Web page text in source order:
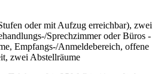
oder mit Aufzug erreichbar), zwei
Sprechzimmer oder Büros -
Empfangs-/Anmeldebereich, offene
zwei Abstellräume